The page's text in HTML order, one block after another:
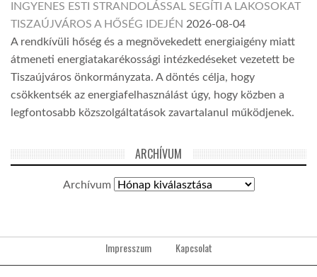
INGYENES ESTI STRANDOLÁSSAL SEGÍTI A LAKOSOKAT
TISZAÚJVÁROS A HŐSÉG IDEJÉN 2026-08-04
A rendkívüli hőség és a megnövekedett energiaigény miatt
átmeneti energiatakarékossági intézkedéseket vezetett be
Tiszaújváros önkormányzata. A döntés célja, hogy
csökkentsék az energiafelhasználást úgy, hogy közben a
legfontosabb közszolgáltatások zavartalanul működjenek.
ARCHÍVUM
Archívum
Impresszum Kapcsolat